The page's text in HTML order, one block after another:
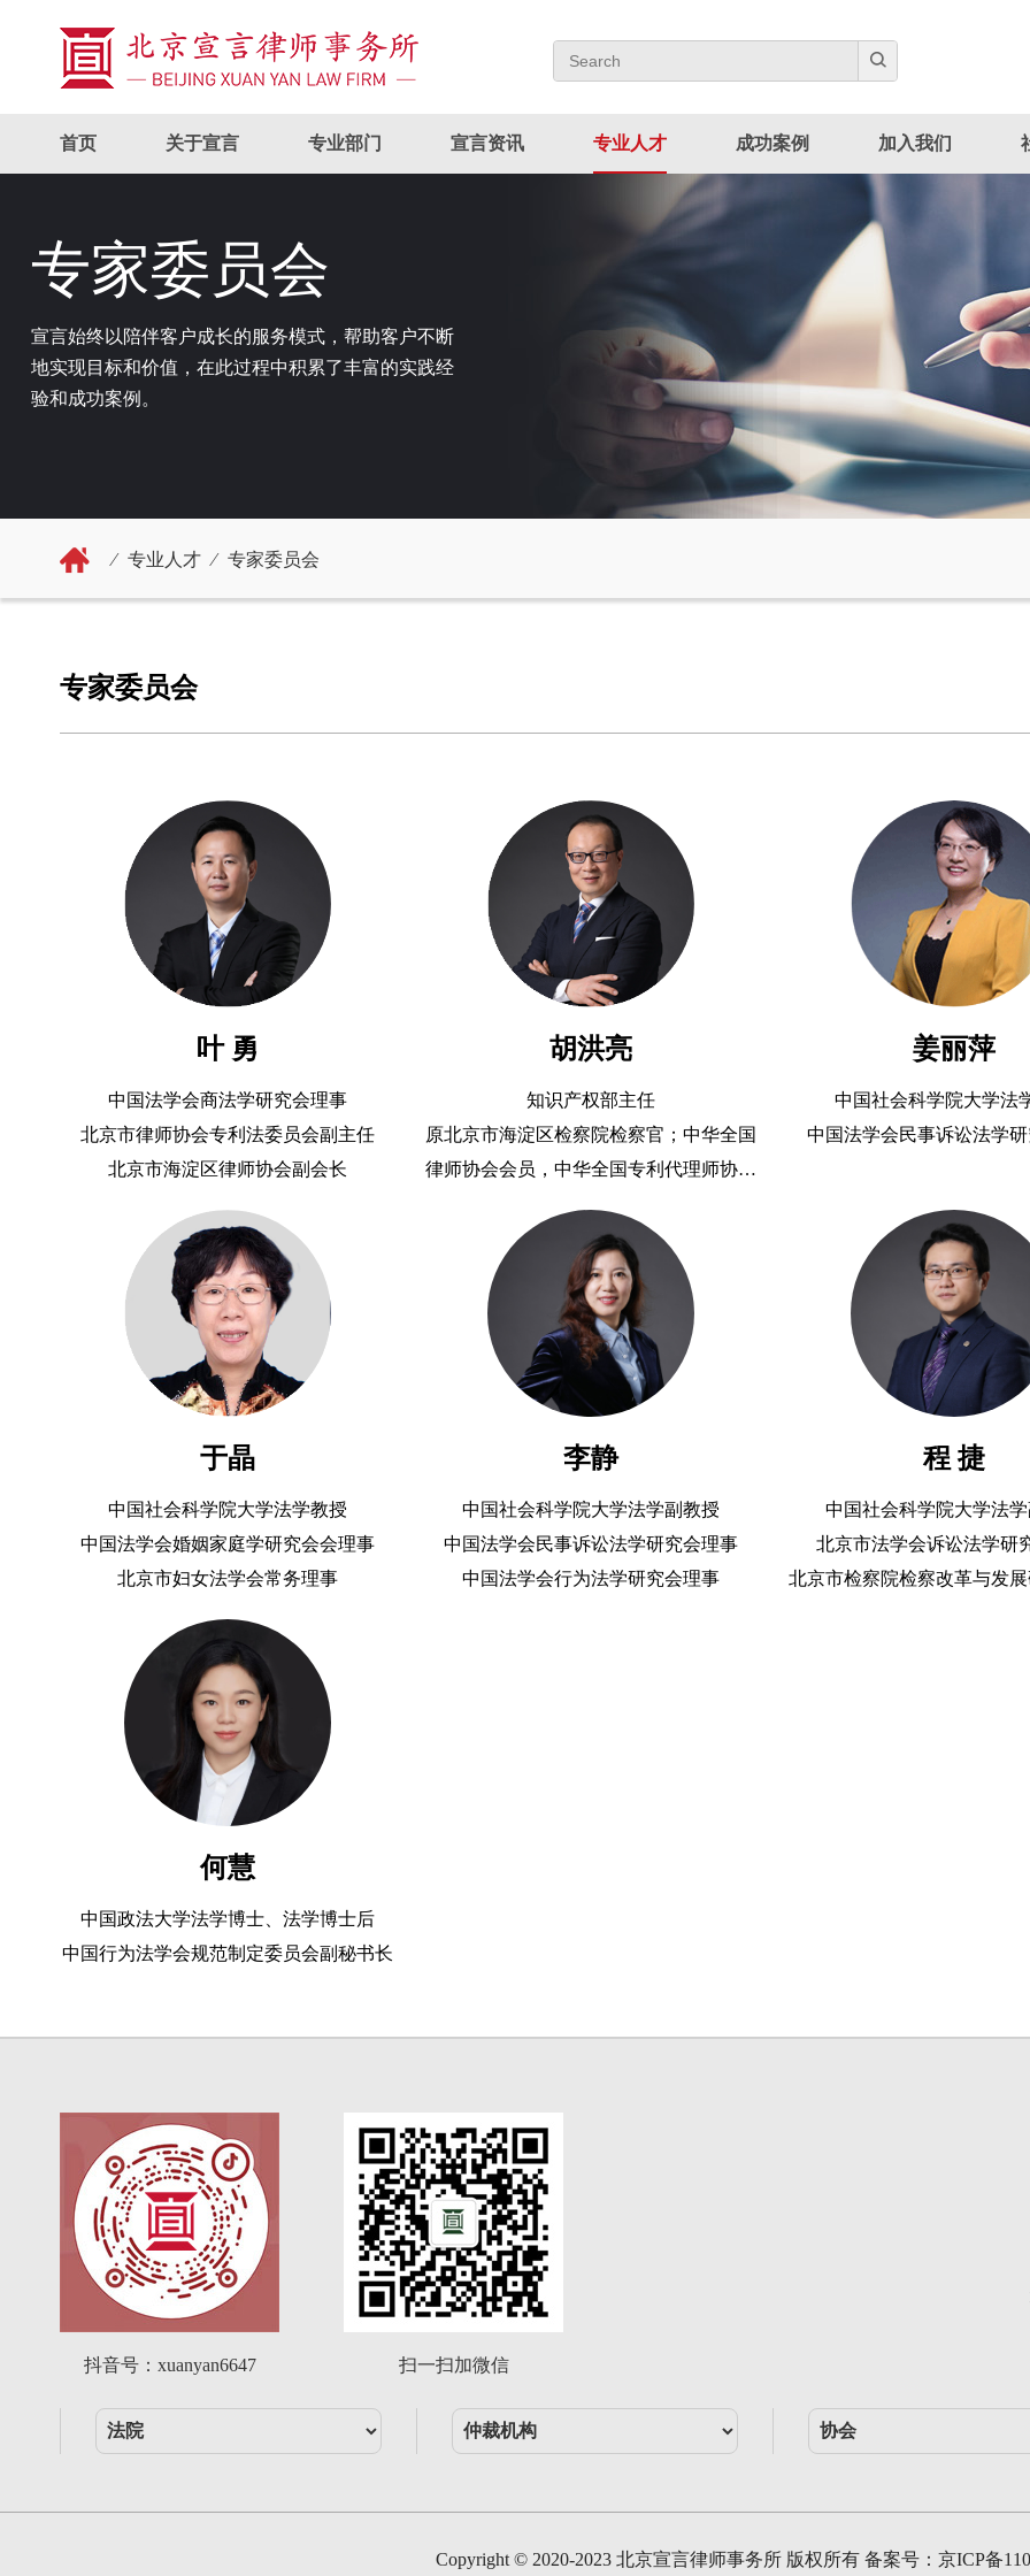
首页 关于宣言 专业部门 宣言资讯 专业人才 成功案例 加入我们
专家委员会
宣言始终以陪伴客户成长的服务模式，帮助客户不断
地实现目标和价值，在此过程中积累了丰富的实践经
验和成功案例。
⁄ 专业人才 ⁄ 专家委员会
专家委员会
叶 勇
中国法学会商法学研究会理事
北京市律师协会专利法委员会副主任
北京市海淀区律师协会副会长
胡洪亮
知识产权部主任
原北京市海淀区检察院检察官；中华全国
律师协会会员，中华全国专利代理师协会
标、专利代理师。
姜丽萍
中国社会科学院大学法
中国法学会民事诉讼法学
于晶
中国社会科学院大学法学教授
中国法学会婚姻家庭学研究会会理事
北京市妇女法学会常务理事
李静
中国社会科学院大学法学副教授
中国法学会民事诉讼法学研究会理事
中国法学会行为法学研究会理事
程 捷
中国社会科学院大学法
北京市法学会诉讼法学研
北京市检察院检察改革与发
何慧
中国政法大学法学博士、法学博士后
中国行为法学会规范制定委员会副秘书长
抖音号：xuanyan6647 扫一扫加微信
Copyright © 2020-2023 北京宣言律师事务所 版权所有 备案号： 京ICP备